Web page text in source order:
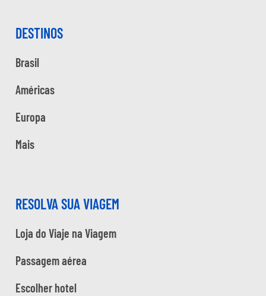
DESTINOS
Brasil
Américas
Europa
Mais
RESOLVA SUA VIAGEM
Loja do Viaje na Viagem
Passagem aérea
Escolher hotel